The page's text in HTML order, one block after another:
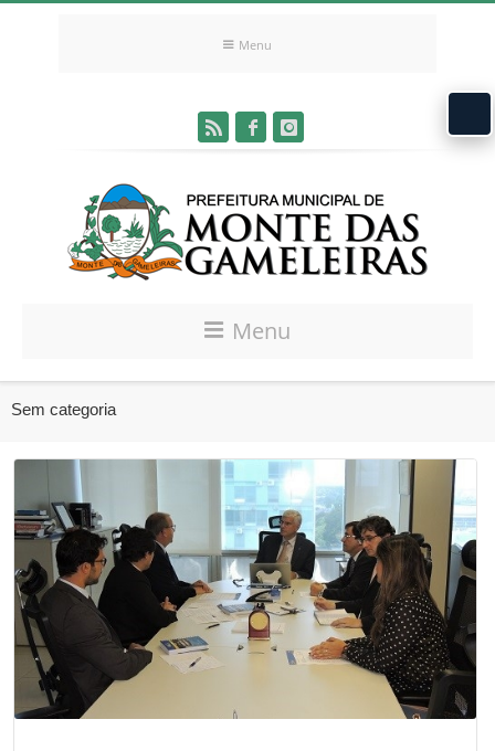
Menu
Menu
Sem categoria
CNM dialoga com Receita Federal entraves dos Municípios
na área financeira
Sem categoria